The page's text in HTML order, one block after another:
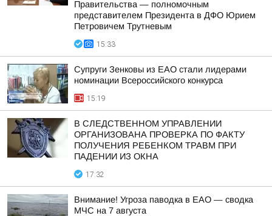
Правительства — полномочным
представителем Президента в ДФО Юрием
Петровичем Трутневым
15:33
Супруги Зенковы из ЕАО стали лидерами
номинации Всероссийского конкурса
15:19
В СЛЕДСТВЕННОМ УПРАВЛЕНИИ
ОРГАНИЗОВАНА ПРОВЕРКА ПО ФАКТУ
ПОЛУЧЕНИЯ РЕБЕНКОМ ТРАВМ ПРИ
ПАДЕНИИ ИЗ ОКНА
17:32
Внимание! Угроза паводка в ЕАО — сводка
МЧС на 7 августа